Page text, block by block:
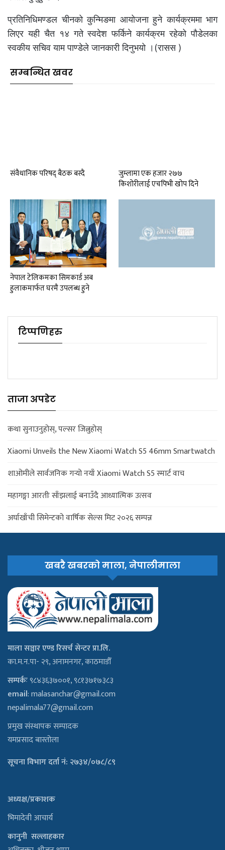
प्रतिनिधिमण्डल चीनको कुन्मिङमा आयोजना हुने कार्यक्रममा भाग
लिएर यही चैत १४ गते स्वदेश फर्किने कार्यक्रम रहेको पौडेलका
स्वकीय सचिव याम पाण्डेले जानकारी दिनुभयो ।(रासस )
सम्बन्धित खवर
संवैधानिक परिषद् बैठक बस्दै
जुम्लामा एक हजार २७७
किशोरीलाई एचपिभी खोप दिने
नेपाल टेलिकमका सिमकार्ड अब
हुलाकमार्फत घरमै उपलब्ध हुने
टिप्पणिहरु
ताजा अपडेट
कथा सुनाउनुहोस्, पल्सर जित्नुहोस्
Xiaomi Unveils the New Xiaomi Watch S5 46mm Smartwatch
शाओमीले सार्वजनिक गर्‍यो नयाँ Xiaomi Watch S5 स्मार्ट वाच
महागङ्गा आरतीः साँझलाई बनाउँदै आध्यात्मिक उत्सव
अर्घाखाँची सिमेन्टको वार्षिक सेल्स मिट २०२६ सम्पन्न
खबरै खबरको माला, नेपालीमाला
माला सञ्चार एण्ड रिसर्च सेन्टर प्रा.लि.
का.म.न.पा- २९, अनामनगर, काठमाडौँ
सम्पर्कः९८४३६३७००१, ९८१३७१७३८३
email:malasanchar@gmail.com
nepalimala77@gmail.com
प्रमुख संस्थापक सम्पादक
यमप्रसाद बास्तोला
सूचना विभाग दर्ता नं: २७३४/०७८/८९
अध्यक्ष/प्रकाशक
भिमादेवी आचार्य
कानुनी सल्लाहकार